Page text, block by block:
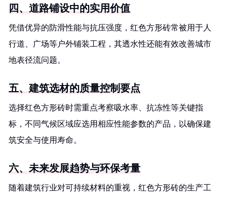
四、道路铺设中的实用价值
凭借优异的防滑性能与抗压强度，红色方形砖常被用于人
行道、广场等户外铺装工程，其透水性还能有效改善城市
地表径流问题。
五、建筑选材的质量控制要点
选择红色方形砖时需重点考察吸水率、抗冻性等关键指
标，不同气候区域应选用相应性能参数的产品，以确保建
筑安全与使用寿命。
六、未来发展趋势与环保考量
随着建筑行业对可持续材料的重视，红色方形砖的生产工